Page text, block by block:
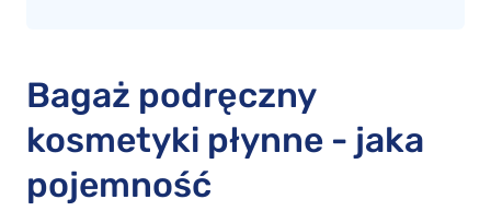
Bagaż podręczny
kosmetyki płynne - jaka
pojemność